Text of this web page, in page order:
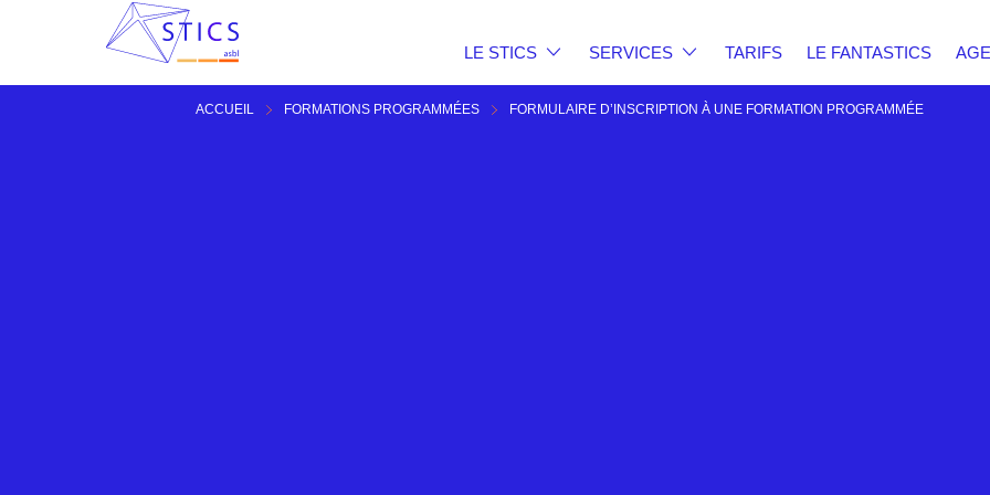
LE STICS SERVICES TARIFS LE FANTASTICS
ACCUEIL FORMATIONS PROGRAMMÉES FORMULAIRE D’INSCRIPTION À UNE FORMATION PROGRAMMÉE